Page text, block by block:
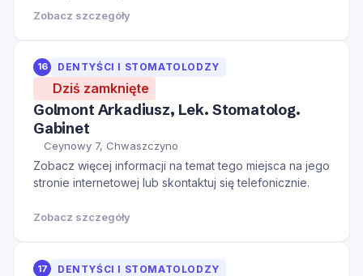
Zobacz szczegóły
16 DENTYŚCI I STOMATOLODZY
Dziś zamknięte
Golmont Arkadiusz, Lek. Stomatolog.
Gabinet
Ceynowy 7, Chwaszczyno
Zobacz więcej informacji na temat tego miejsca na jego
stronie internetowej lub skontaktuj się telefonicznie.
Zobacz szczegóły
17 DENTYŚCI I STOMATOLODZY